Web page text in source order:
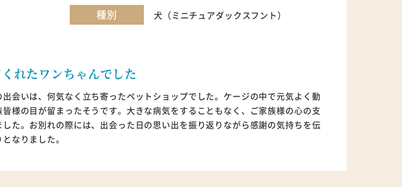
種別 犬（ミニチュアダックスフント）
れたワンちゃんでした
会いは、何気なく立ち寄ったペットショップでした。ケージの中で元気よく動
様の目が留まったそうです。大きな病気をすることもなく、ご家族様の心の支
た。お別れの際には、出会った日の思い出を振り返りながら感謝の気持ちを伝
なりました。